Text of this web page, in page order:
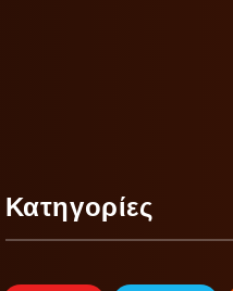
Κατηγορίες